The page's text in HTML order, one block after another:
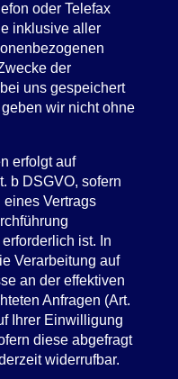
oder Telefax
inklusive aller
der
uns gespeichert
wir nicht ohne
erfolgt auf
b DSGVO, sofern
eines Vertrags
ist. In
Verarbeitung auf
an der effektiven
Anfragen (Art.
Ihrer Einwilligung
diese abgefragt
widerrufbar.